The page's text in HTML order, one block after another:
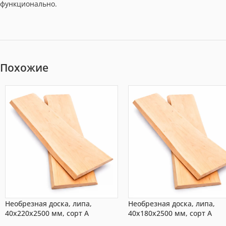
функционально.
Похожие
Необрезная доска, липа,
40x220x2500 мм, сорт A
Необрезная доска, липа,
40x180x2500 мм, сорт A